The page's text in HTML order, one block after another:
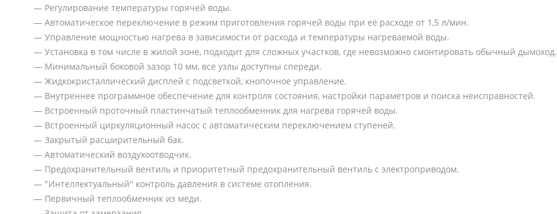
— Регулирование температуры горячей воды.
— Автоматическое переключение в режим приготовления горячей воды при её расходе от 1,5 л/мин.
— Управление мощностью нагрева в зависимости от расхода и температуры нагреваемой воды.
— Установка в том числе в жилой зоне, подходит для сложных участков, где невозможно смонтировать обычный дымоход.
— Минимальный боковой зазор 10 мм, все узлы доступны спереди.
— Жидкокристаллический дисплей с подсветкой, кнопочное управление.
— Внутреннее программное обеспечение для контроля состояния, настройки параметров и поиска неисправностей.
— Встроенный проточный пластинчатый теплообменник для нагрева горячей воды.
— Встроенный циркуляционный насос с автоматическим переключением ступеней.
— Закрытый расширительный бак.
— Автоматический воздухоотводчик.
— Предохранительный вентиль и приоритетный предохранительный вентиль с электроприводом.
— "Интеллектуальный" контроль давления в системе отопления.
— Первичный теплообменник из меди.